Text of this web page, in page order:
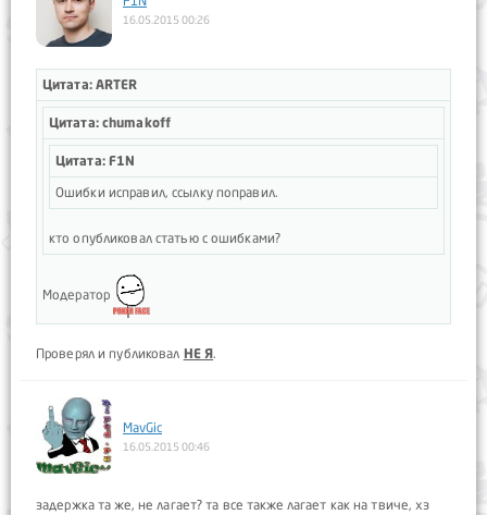
16.05.2015 00:26
Цитата: ARTER
Цитата: chumakoff
Цитата: F1N
Ошибки исправил, ссылку поправил.
кто опубликовал статью с ошибками?
Модератор
Проверял и публиковал НЕ Я.
MavGic
16.05.2015 00:46
задержка та же, не лагает? та все также лагает как на твиче, хз